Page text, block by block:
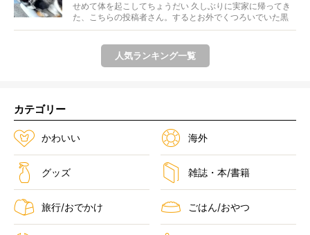
せめて体を起こしてちょうだい 久しぶりに実家に帰ってき
た、こちらの投稿者さん。するとお外でくつろいでいた黒
柴さ...
人気ランキング一覧
カテゴリー
かわいい 海外
グッズ 雑誌・本/書籍
旅行/おでかけ ごはん/おやつ